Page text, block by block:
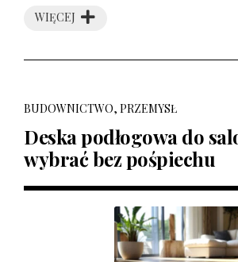
WIĘCEJ
BUDOWNICTWO, PRZEMYSŁ
Deska podłogowa do
wybrać bez pośpiechu